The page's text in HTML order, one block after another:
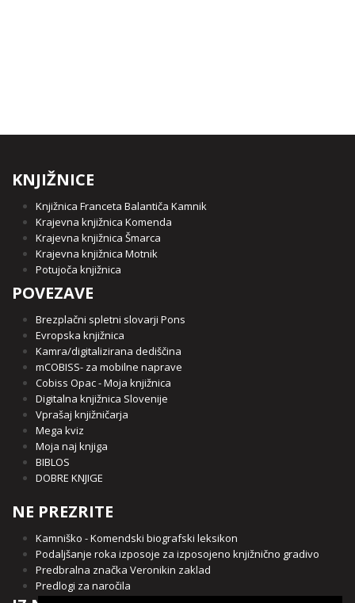
KNJIŽNICE
Knjižnica Franceta Balantiča Kamnik
Krajevna knjižnica Komenda
Krajevna knjižnica Šmarca
Krajevna knjižnica Motnik
Potujoča knjižnica
POVEZAVE
Brezplačni spletni slovarji Pons
Evropska knjižnica
Kamra/digitalizirana dediščina
mCOBISS- za mobilne naprave
Cobiss Opac - Moja knjižnica
Digitalna knjižnica Slovenije
Vprašaj knjižničarja
Mega kviz
Moja naj knjiga
BIBLOS
DOBRE KNJIGE
NE PREZRITE
Kamniško - Komendski biografski leksikon
Podaljšanje roka izposoje za izposojeno knjižnično gradivo
Predbralna značka Veronikin zaklad
Predlogi za naročila